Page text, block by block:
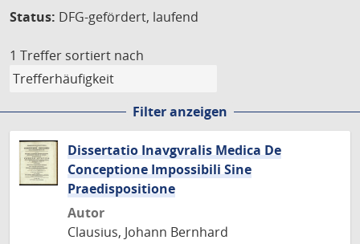
Status: DFG-gefördert, laufend
1 Treffer sortiert nach
Filter anzeigen
Dissertatio Inavgvralis Medica De
Conceptione Impossibili Sine
Praedispositione
Autor
Clausius, Johann Bernhard